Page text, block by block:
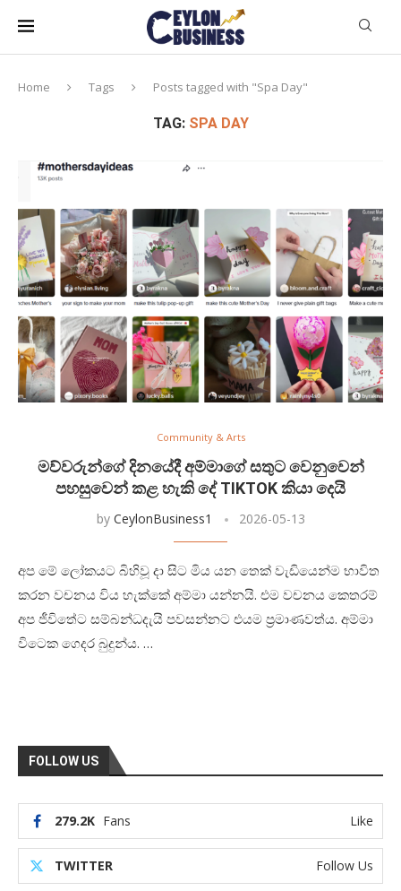
Home Tags Posts tagged with "Spa Day"
TAG: SPA DAY
Community & Arts
මව්වරුන්ගේ දිනයේදී අම්මාගේ සතුට වෙනුවෙන්
පහසුවෙන් කළ හැකි දේ TIKTOK කියා දෙයි
by CeylonBusiness1 2026-05-13
අප මේ ලෝකයට බිහිවූ දා සිට මිය යන තෙක් වැඩියෙන්ම භාවිත
කරන වචනය විය හැක්කේ අම්මා යන්නයි. එම වචනය කෙතරම්
අප ජීවිතේට සම්බන්ධදැයි පවසන්නට එයම ප්‍රමාණවත්ය. අම්මා
විටෙක ගෙදර බුදුන්ය. …
FOLLOW US
279.2K Fans Like
TWITTER Follow Us